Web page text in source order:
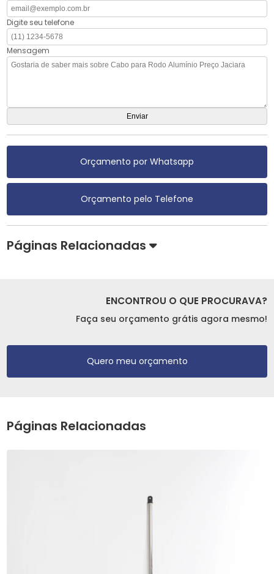
Digite seu telefone
Mensagem
Orçamento por Whatsapp
Orçamento pelo Telefone
Páginas Relacionadas
ENCONTROU O QUE PROCURAVA?
Faça seu orçamento grátis agora mesmo!
Quero meu orçamento
Páginas Relacionadas